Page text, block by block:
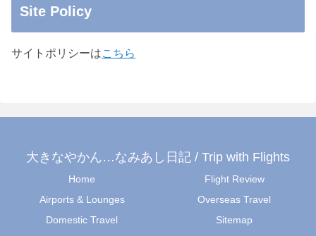
Site Policy
サイトポリシーはこちら
大きなやかん…なみあし日記 / Trip with Flights
Home
Flight Review
Airports & Lounges
Overseas Travel
Domestic Travel
Sitemap